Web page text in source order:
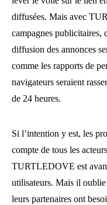
diffusées. Mais avec
campagnes publicitaires,
diffusion des annonces
comme les rapports de
navigateurs seraient
de 24 heures.
Si l’intention y est, les
compte de tous les
TURTLEDOVE est
utilisateurs. Mais il oublie
leurs partenaires ont